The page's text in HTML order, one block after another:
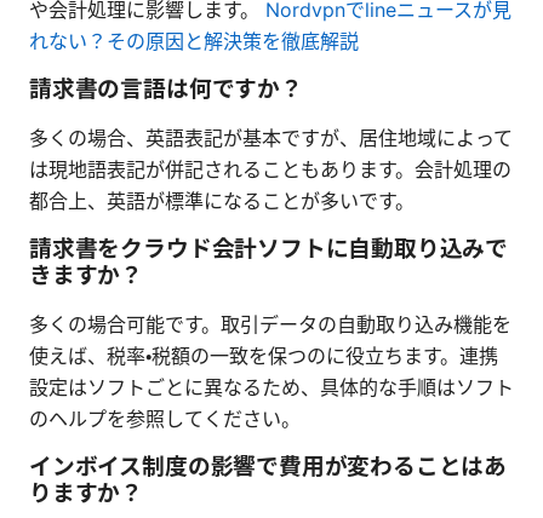
や会計処理に影響します。 Nordvpnでlineニュースが見
れない？その原因と解決策を徹底解説
請求書の言語は何ですか？
多くの場合、英語表記が基本ですが、居住地域によって
は現地語表記が併記されることもあります。会計処理の
都合上、英語が標準になることが多いです。
請求書をクラウド会計ソフトに自動取り込みで
きますか？
多くの場合可能です。取引データの自動取り込み機能を
使えば、税率・税額の一致を保つのに役立ちます。連携
設定はソフトごとに異なるため、具体的な手順はソフト
のヘルプを参照してください。
インボイス制度の影響で費用が変わることはあ
りますか？